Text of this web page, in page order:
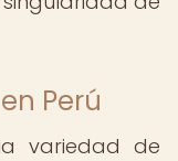
Perú
variedad de